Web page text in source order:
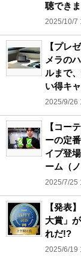
聴でき
2025/10/7
【プレ
メラの
ルまで
い得キ
2025/9/26
【コー
ーの定
イプ登
ーム（
2025/7/25
【発表
大賞」
れだ!?
2025/6/19